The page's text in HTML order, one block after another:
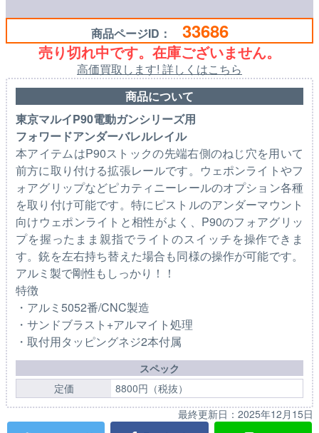
商品ページID： 33686
売り切れ中です。在庫ございません。
高価買取します! 詳しくはこちら
商品について
東京マルイP90電動ガンシリーズ用
フォワードアンダーバレルレイル
本アイテムはP90ストックの先端右側のねじ穴を用いて
前方に取り付ける拡張レールです。ウェポンライトやフ
ォアグリップなどピカティニーレールのオプション各種
を取り付け可能です。特にピストルのアンダーマウント
向けウェポンライトと相性がよく、P90のフォアグリッ
プを握ったまま親指でライトのスイッチを操作できま
す。銃を左右持ち替えた場合も同様の操作が可能です。
アルミ製で剛性もしっかり！！
特徴
・アルミ5052番/CNC製造
・サンドブラスト+アルマイト処理
・取付用タッピングネジ2本付属
スペック
定価
8800円（税抜）
最終更新日： 2025年12月15日